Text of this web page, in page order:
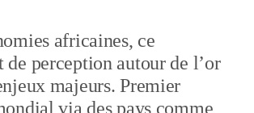
africaines, ce
de perception autour de l’or
majeurs. Premier
via des pays comme